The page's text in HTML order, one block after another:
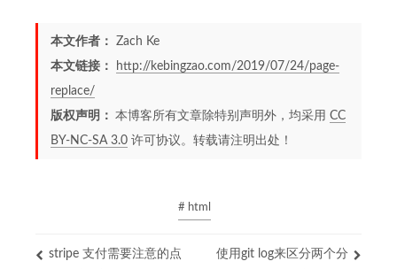
本文作者：
Zach Ke
本文链接：
http://kebingzao.com/2019/07/24/page-
replace/
版权声明： 本博客所有文章除特别声明外，均采用 CC
BY-NC-SA 3.0 许可协议。转载请注明出处！
# html
stripe 支付需要注意的点
使用git log来区分两个分